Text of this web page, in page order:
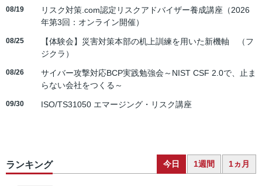
08/19
リスク対策.com認定リスクアドバイザー養成講座（2026
年第3回：オンライン開催）
08/25
【体験会】災害対策本部の机上訓練を用いた新機軸 （フ
ジクラ）
08/26
サイバー攻撃対応BCP実践勉強会～NIST CSF 2.0で、止ま
らない会社をつくる～
09/30 ISO/TS31050 エマージング・リスク講座
ランキング 今日 1週間 1ヵ月